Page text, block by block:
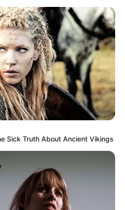
Sick Truth About Ancient Vikings